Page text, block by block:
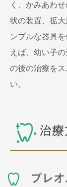
く、かみあわ
状の装置、拡
ンプルな器具
えば、幼い子
の後の治療を
い。
治
プレ